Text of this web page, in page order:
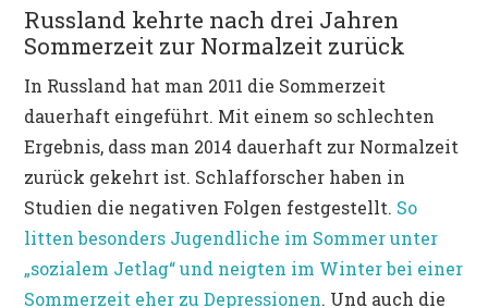
Russland kehrte nach drei Jahren
Sommerzeit zur Normalzeit zurück
In Russland hat man 2011 die Sommerzeit
dauerhaft eingeführt. Mit einem so schlechten
Ergebnis, dass man 2014 dauerhaft zur Normalzeit
zurück gekehrt ist. Schlafforscher haben in
Studien die negativen Folgen festgestellt. So
litten besonders Jugendliche im Sommer unter
„sozialem Jetlag“ und neigten im Winter bei einer
Sommerzeit eher zu Depressionen. Und auch die